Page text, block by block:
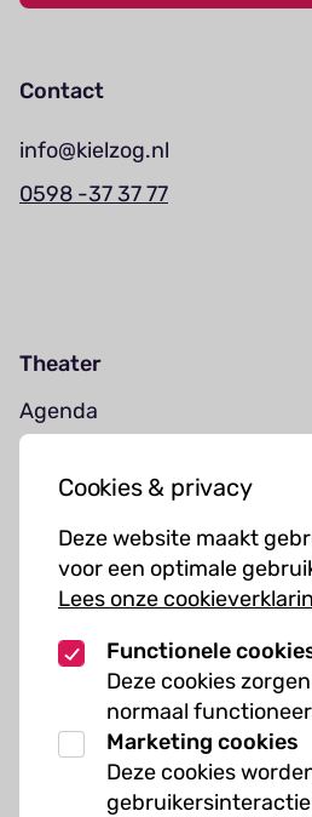
Cookies & privacy
Deze website maakt
voor een optimale
Lees onze
Functionele
Deze cookies
normaal
Marketing cookies
Deze cookies
Contact
info@kielzog.nl
0598 -37 37 77
Theater
Agenda
Muziekcursussen
Kunst cursussen
Over ons
Organisatie
Werken bij Kielzog
Veelgestelde vragen